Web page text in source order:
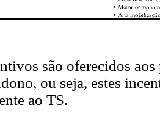
são oferecidos
ou seja, estes
ao TS.